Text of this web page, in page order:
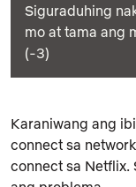
Siguraduhing
mo at tama ang
(-3)
Karaniwang ang
connect sa
connect sa Netflix.